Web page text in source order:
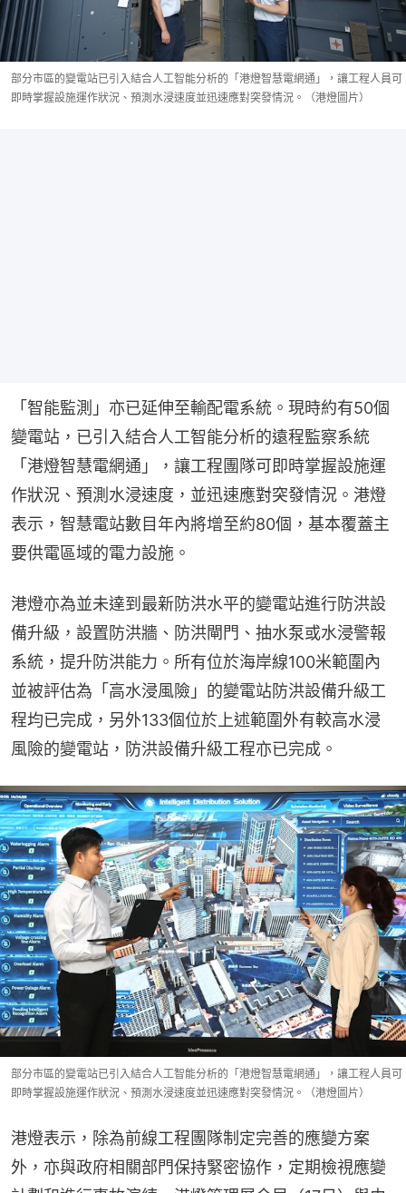
部分市區的變電站已引入結合人工智能分析的「港燈智慧電網通」，讓工程人員可
即時掌握設施運作狀況、預測水浸速度並迅速應對突發情況。（港燈圖片）
「智能監測」亦已延伸至輸配電系統。現時約有50個
變電站，已引入結合人工智能分析的遠程監察系統
「港燈智慧電網通」，讓工程團隊可即時掌握設施運
作狀況、預測水浸速度，並迅速應對突發情況。港燈
表示，智慧電站數目年內將增至約80個，基本覆蓋主
要供電區域的電力設施。
港燈亦為並未達到最新防洪水平的變電站進行防洪設
備升級，設置防洪牆、防洪閘門、抽水泵或水浸警報
系統，提升防洪能力。所有位於海岸線100米範圍內
並被評估為「高水浸風險」的變電站防洪設備升級工
程均已完成，另外133個位於上述範圍外有較高水浸
風險的變電站，防洪設備升級工程亦已完成。
部分市區的變電站已引入結合人工智能分析的「港燈智慧電網通」，讓工程人員可
即時掌握設施運作狀況、預測水浸速度並迅速應對突發情況。（港燈圖片）
港燈表示，除為前線工程團隊制定完善的應變方案
外，亦與政府相關部門保持緊密協作，定期檢視應變